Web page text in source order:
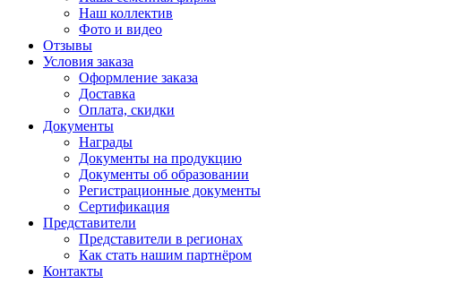
Наш коллектив
Фото и видео
Отзывы
Условия заказа
Оформление заказа
Доставка
Оплата, скидки
Документы
Награды
Документы на продукцию
Документы об образовании
Регистрационные документы
Сертификация
Представители
Представители в регионах
Как стать нашим партнёром
Контакты